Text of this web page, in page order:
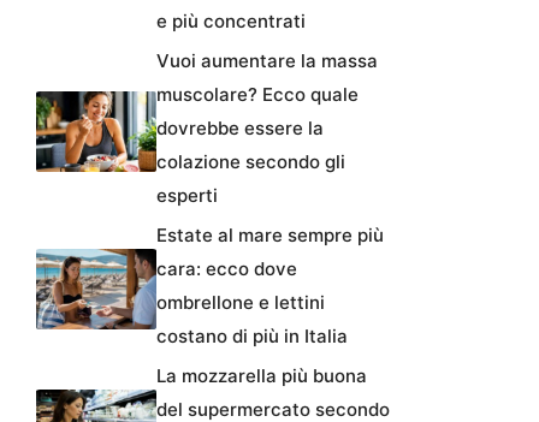
e più concentrati
Vuoi aumentare la massa
muscolare? Ecco quale
dovrebbe essere la
colazione secondo gli
esperti
Estate al mare sempre più
cara: ecco dove
ombrellone e lettini
costano di più in Italia
La mozzarella più buona
del supermercato secondo